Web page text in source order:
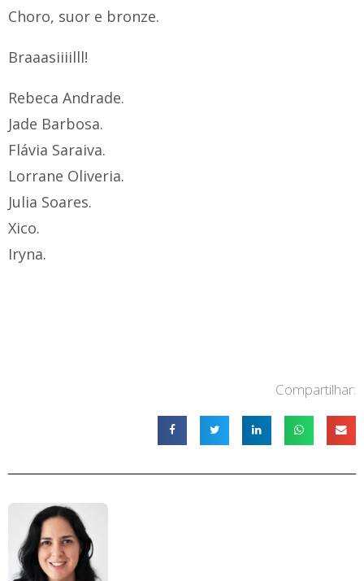
Choro, suor e bronze.
Braaasiiiilll!
Rebeca Andrade.
Jade Barbosa.
Flávia Saraiva.
Lorrane Oliveria.
Julia Soares.
Xico.
Iryna.
Compartilhar: